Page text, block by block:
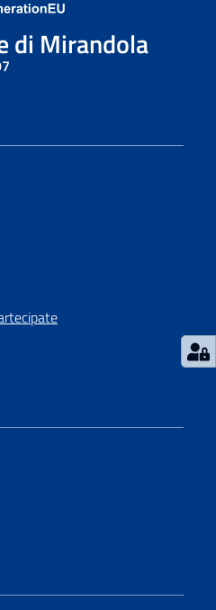
di Mirandola